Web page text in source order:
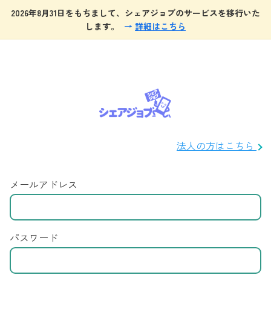
2026年8月31日をもちまして、シェアジョブのサービスを移行いた
します。
→ 詳細はこちら
法人の方はこちら
メールアドレス
パスワード